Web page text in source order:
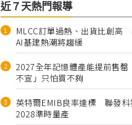
近７天熱門報導
MLCC訂單過熱、出貨比創高
AI基建熱潮將趨緩
2027全年記憶體產能提前售
不宣」只怕買不夠
英特爾EMIB良率達標 聯發科
2028準時量產